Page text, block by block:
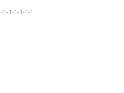
1-1-1-1-1-1